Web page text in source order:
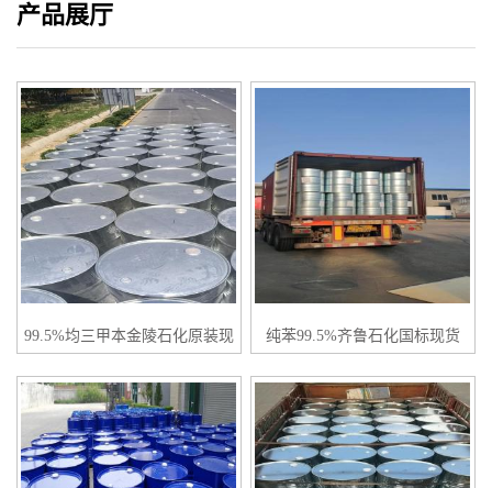
产品展厅
99.5%均三甲本金陵石化原装现
纯苯99.5%齐鲁石化国标现货